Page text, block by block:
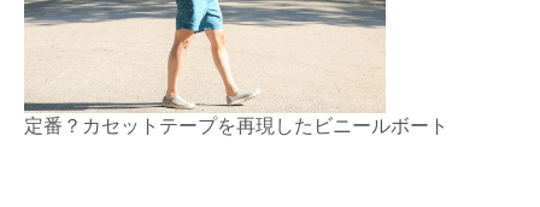
定番？カセットテープを再現したビニールボート